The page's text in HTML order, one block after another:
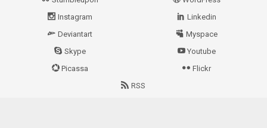
Instagram
Linkedin
Deviantart
Myspace
Skype
Youtube
Picassa
Flickr
RSS